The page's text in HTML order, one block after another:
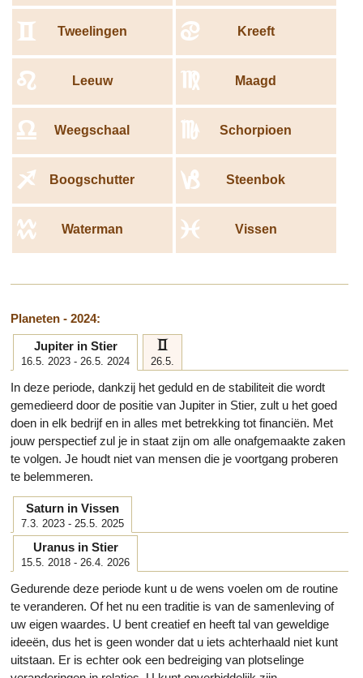
Tweelingen
c Kreeft
d
Leeuw
e Maagd
f
Weegschaal
g Schorpioen
h
Boogschutter
i Steenbok
j
Waterman
k Vissen
l
Planeten - 2024:
Jupiter in Stier
16.5. 2023 - 26.5. 2024
c
26.5.
In deze periode, dankzij het geduld en de stabiliteit die wordt
gemedieerd door de positie van Jupiter in Stier, zult u het goed
doen in elk bedrijf en in alles met betrekking tot financiën. Met
jouw perspectief zul je in staat zijn om alle onafgemaakte zaken
te volgen. Je houdt niet van mensen die je voortgang proberen
te belemmeren.
Saturn in Vissen
7.3. 2023 - 25.5. 2025
Uranus in Stier
15.5. 2018 - 26.4. 2026
Gedurende deze periode kunt u de wens voelen om de routine
te veranderen. Of het nu een traditie is van de samenleving of
uw eigen waardes. U bent creatief en heeft tal van geweldige
ideeën, dus het is geen wonder dat u iets achterhaald niet kunt
uitstaan. Er is echter ook een bedreiging van plotselinge